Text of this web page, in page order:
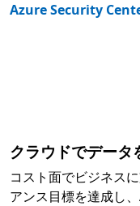
Azure Security
クラウドでデータ
コスト面でビジネス
アンス目標を達成し